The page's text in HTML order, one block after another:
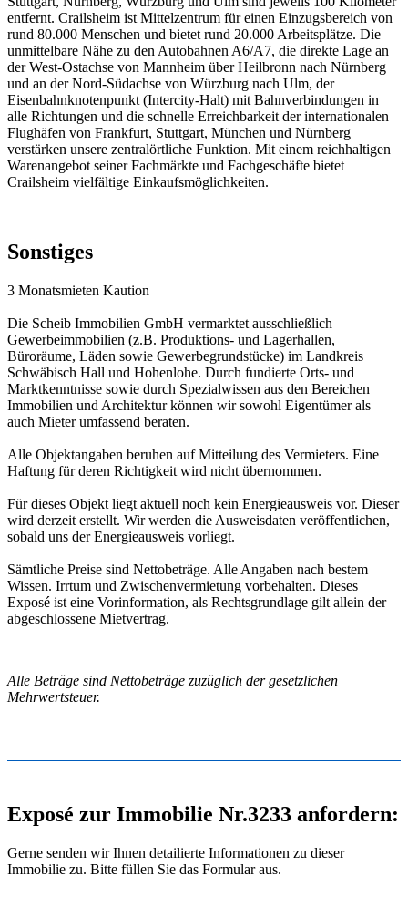
entfernt. Crailsheim ist Mittelzentrum für einen Einzugsbereich von
rund 80.000 Menschen und bietet rund 20.000 Arbeitsplätze. Die
unmittelbare Nähe zu den Autobahnen A6/A7, die direkte Lage an
der West-Ostachse von Mannheim über Heilbronn nach Nürnberg
und an der Nord-Südachse von Würzburg nach Ulm, der
Eisenbahnknotenpunkt (Intercity-Halt) mit Bahnverbindungen in
alle Richtungen und die schnelle Erreichbarkeit der internationalen
Flughäfen von Frankfurt, Stuttgart, München und Nürnberg
verstärken unsere zentralörtliche Funktion. Mit einem reichhaltigen
Warenangebot seiner Fachmärkte und Fachgeschäfte bietet
Crailsheim vielfältige Einkaufsmöglichkeiten.
Sonstiges
3 Monatsmieten Kaution
Die Scheib Immobilien GmbH vermarktet ausschließlich
Gewerbeimmobilien (z.B. Produktions- und Lagerhallen,
Büroräume, Läden sowie Gewerbegrundstücke) im Landkreis
Schwäbisch Hall und Hohenlohe. Durch fundierte Orts- und
Marktkenntnisse sowie durch Spezialwissen aus den Bereichen
Immobilien und Architektur können wir sowohl Eigentümer als
auch Mieter umfassend beraten.
Alle Objektangaben beruhen auf Mitteilung des Vermieters. Eine
Haftung für deren Richtigkeit wird nicht übernommen.
Für dieses Objekt liegt aktuell noch kein Energieausweis vor. Dieser
wird derzeit erstellt. Wir werden die Ausweisdaten veröffentlichen,
sobald uns der Energieausweis vorliegt.
Sämtliche Preise sind Nettobeträge. Alle Angaben nach bestem
Wissen. Irrtum und Zwischenvermietung vorbehalten. Dieses
Exposé ist eine Vorinformation, als Rechtsgrundlage gilt allein der
abgeschlossene Mietvertrag.
Alle Beträge sind Nettobeträge zuzüglich der gesetzlichen
Mehrwertsteuer.
Exposé zur Immobilie Nr.3233 anfordern:
Gerne senden wir Ihnen detailierte Informationen zu dieser
Immobilie zu. Bitte füllen Sie das Formular aus.